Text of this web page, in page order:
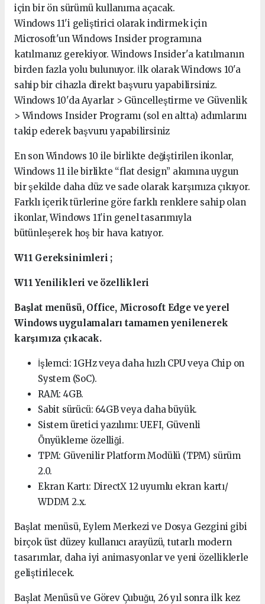
için bir ön sürümü kullanıma açacak.
Windows 11'i geliştirici olarak indirmek için
Microsoft'un Windows Insider programına
katılmanız gerekiyor. Windows Insider'a katılmanın
birden fazla yolu bulunuyor. İlk olarak Windows 10'a
sahip bir cihazla direkt başvuru yapabilirsiniz.
Windows 10'da Ayarlar > Güncelleştirme ve Güvenlik
> Windows Insider Programı (sol en altta) adımlarını
takip ederek başvuru yapabilirsiniz
En son Windows 10 ile birlikte değiştirilen ikonlar,
Windows 11 ile birlikte “flat design” akımına uygun
bir şekilde daha düz ve sade olarak karşımıza çıkıyor.
Farklı içerik türlerine göre farklı renklere sahip olan
ikonlar, Windows 11'in genel tasarımıyla
bütünleşerek hoş bir hava katıyor.
W11 Gereksinimleri ;
W11 Yenilikleri ve özellikleri
Başlat menüsü, Office, Microsoft Edge ve yerel
Windows uygulamaları tamamen yenilenerek
karşımıza çıkacak.
İşlemci: 1GHz veya daha hızlı CPU veya Chip on
System (SoC).
RAM: 4GB.
Sabit sürücü: 64GB veya daha büyük.
Sistem üretici yazılımı: UEFI, Güvenli
Önyükleme özelliği.
TPM: Güvenilir Platform Modülü (TPM) sürüm
2.0.
Ekran Kartı: DirectX 12 uyumlu ekran kartı/
WDDM 2.x.
Başlat menüsü, Eylem Merkezi ve Dosya Gezgini gibi
birçok üst düzey kullanıcı arayüzü, tutarlı modern
tasarımlar, daha iyi animasyonlar ve yeni özelliklerle
geliştirilecek.
Başlat Menüsü ve Görev Çubuğu, 26 yıl sonra ilk kez